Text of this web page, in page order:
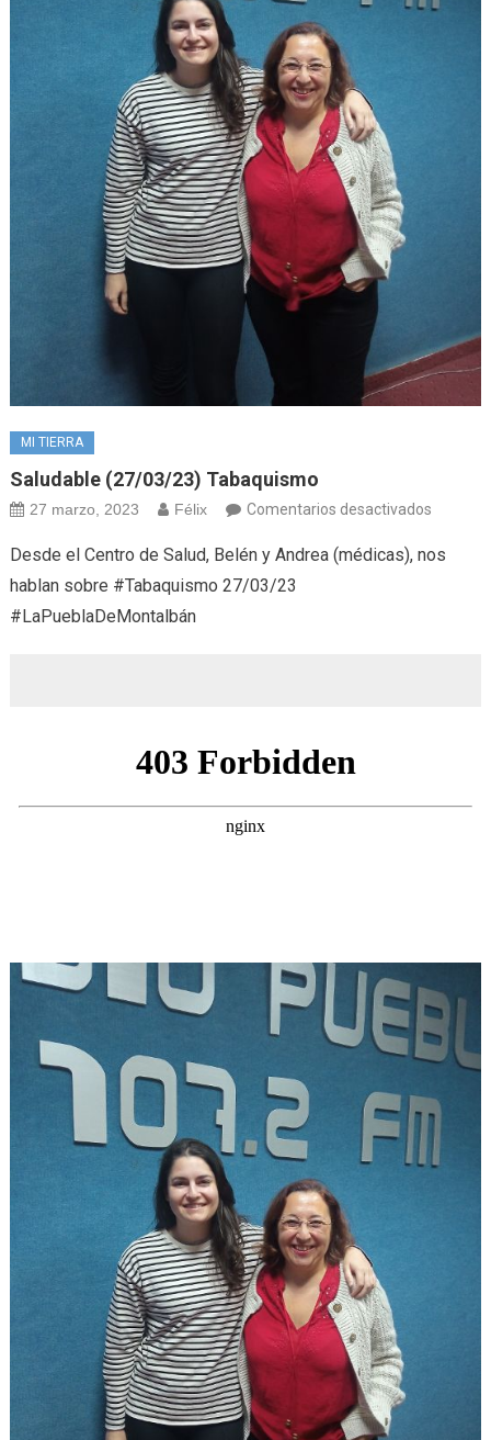
MI TIERRA
Saludable (27/03/23) Tabaquismo
27 marzo, 2023 Félix Comentarios desactivadosen
(27/03/
Desde el Centro de Salud, Belén y Andrea (médicas), nos
hablan sobre #Tabaquismo 27/03/23
#LaPueblaDeMontalbán